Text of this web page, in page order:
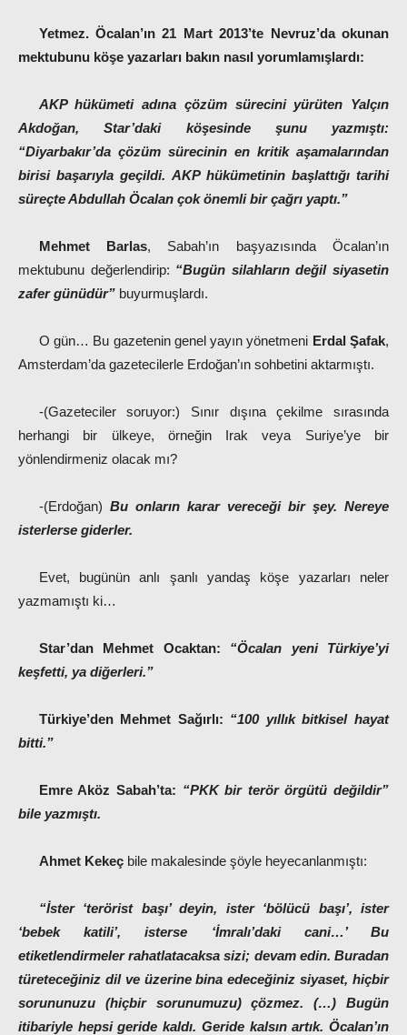
Yetmez. Öcalan’ın 21 Mart 2013’te Nevruz’da okunan
mektubunu köşe yazarları bakın nasıl yorumlamışlardı:
AKP hükümeti adına çözüm sürecini yürüten Yalçın
Akdoğan, Star’daki köşesinde şunu yazmıştı:
“Diyarbakır’da çözüm sürecinin en kritik aşamalarından
birisi başarıyla geçildi. AKP hükümetinin başlattığı tarihi
süreçte Abdullah Öcalan çok önemli bir çağrı yaptı.”
Mehmet Barlas, Sabah’ın başyazısında Öcalan’ın
mektubunu değerlendirip: “Bugün silahların değil siyasetin
zafer günüdür” buyurmuşlardı.
O gün… Bu gazetenin genel yayın yönetmeni Erdal Şafak,
Amsterdam’da gazetecilerle Erdoğan’ın sohbetini aktarmıştı.
-(Gazeteciler soruyor:) Sınır dışına çekilme sırasında
herhangi bir ülkeye, örneğin Irak veya Suriye’ye bir
yönlendirmeniz olacak mı?
-(Erdoğan) Bu onların karar vereceği bir şey. Nereye
isterlerse giderler.
Evet, bugünün anlı şanlı yandaş köşe yazarları neler
yazmamıştı ki…
Star’dan Mehmet Ocaktan:
“Öcalan yeni Türkiye’yi
keşfetti, ya diğerleri.”
Türkiye’den Mehmet Sağırlı: “100 yıllık bitkisel hayat
bitti.”
Emre Aköz Sabah’ta: “PKK bir terör örgütü değildir”
bile yazmıştı.
Ahmet Kekeç bile makalesinde şöyle heyecanlanmıştı:
“İster ‘terörist başı’ deyin, ister ‘bölücü başı’, ister
‘bebek katili’, isterse ‘İmralı’daki cani…’ Bu
etiketlendirmeler rahatlatacaksa sizi; devam edin. Buradan
türeteceğiniz dil ve üzerine bina edeceğiniz siyaset, hiçbir
sorununuzu (hiçbir sorunumuzu) çözmez. (…) Bugün
itibariyle hepsi geride kaldı. Geride kalsın artık. Öcalan’ın